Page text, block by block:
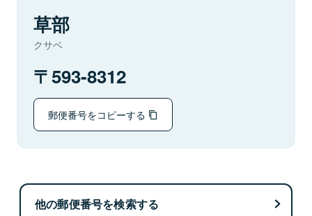
草部
クサベ
593-8312
郵便番号をコピーする
他の郵便番号を検索する